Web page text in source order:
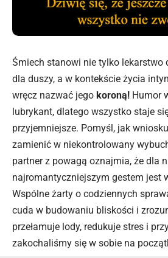
Śmiech stanowi nie tylko lekarstwo
dla duszy, a w kontekście życia
wręcz nazwać jego koroną! Humor
lubrykant, dlatego wszystko staje
przyjemniejsze. Pomyśl, jak
zamienić w niekontrolowany
partner z powagą oznajmia, że dla
najromantyczniejszym gestem jest
Wspólne żarty o codziennych
cuda w budowaniu bliskości i
przełamuje lody, redukuje stres i
zakochaliśmy się w sobie na